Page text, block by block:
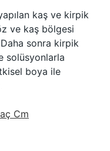
kaş ve kirpik
ve kaş bölgesi
sonra kirpik
solüsyonlarla
boya ile
Cm